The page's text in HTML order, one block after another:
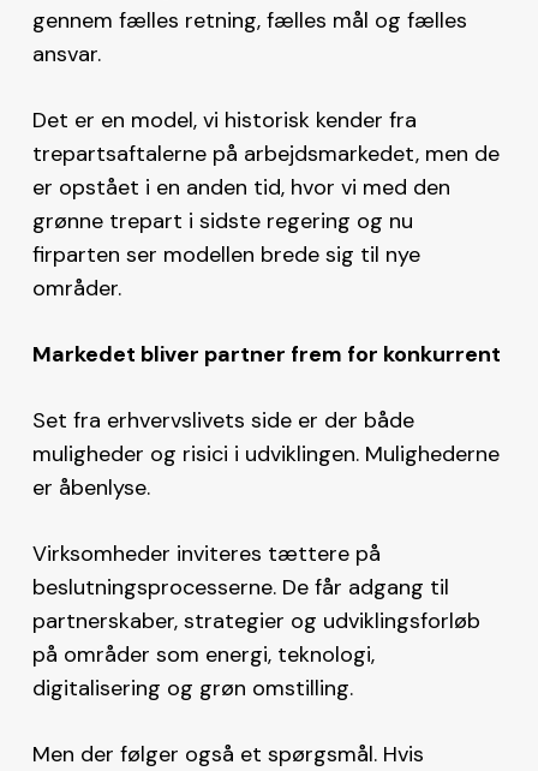
gennem fælles retning, fælles mål og fælles
ansvar.
Det er en model, vi historisk kender fra
trepartsaftalerne på arbejdsmarkedet, men de
er opstået i en anden tid, hvor vi med den
grønne trepart i sidste regering og nu
firparten ser modellen brede sig til nye
områder.
Markedet bliver partner frem for konkurrent
Set fra erhvervslivets side er der både
muligheder og risici i udviklingen. Mulighederne
er åbenlyse.
Virksomheder inviteres tættere på
beslutningsprocesserne. De får adgang til
partnerskaber, strategier og udviklingsforløb
på områder som energi, teknologi,
digitalisering og grøn omstilling.
Men der følger også et spørgsmål. Hvis